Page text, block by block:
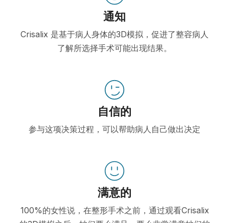
通知
Crisalix 是基于病人身体的3D模拟，促进了整容病人
了解所选择手术可能出现结果。
自信的
参与这项决策过程，可以帮助病人自己做出决定
满意的
100%的女性说，在整形手术之前，通过观看Crisalix